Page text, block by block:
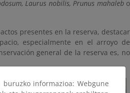
Laurus nobilis, Prunus mahalebo
presentes en la reserva, destacar
especialmente en el arroyo de
general de la reserva es, no
buruzko informazioa: Webgune